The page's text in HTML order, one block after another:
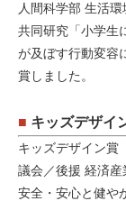
人間科学部 生活
共同研究「小学生
が及ぼす行動変容
賞しました。
■ キッズデザイ
キッズデザイン賞
議会／後援 経済
安全・安心と健や